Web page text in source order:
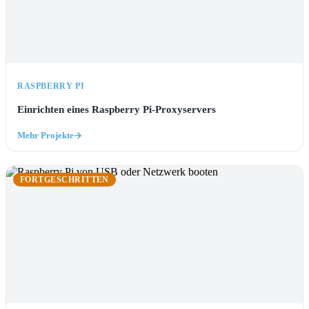
RASPBERRY PI
Einrichten eines Raspberry Pi-Proxyservers
Mehr Projekte
FORTGESCHRITTEN